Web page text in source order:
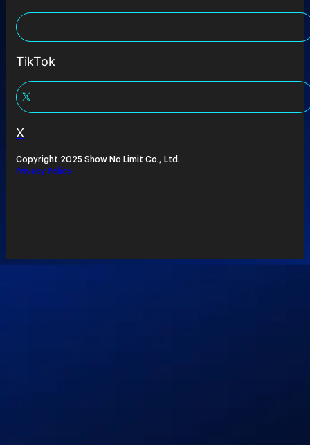
TikTok
X
Copyright 2025 Show No Limit Co., Ltd.
Privacy Policy